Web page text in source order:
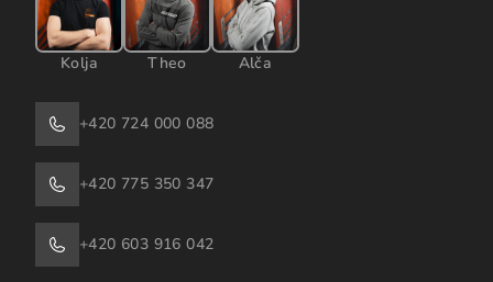
Kolja Theo Alča
+420 724 000 088
+420 775 350 347
+420 603 916 042